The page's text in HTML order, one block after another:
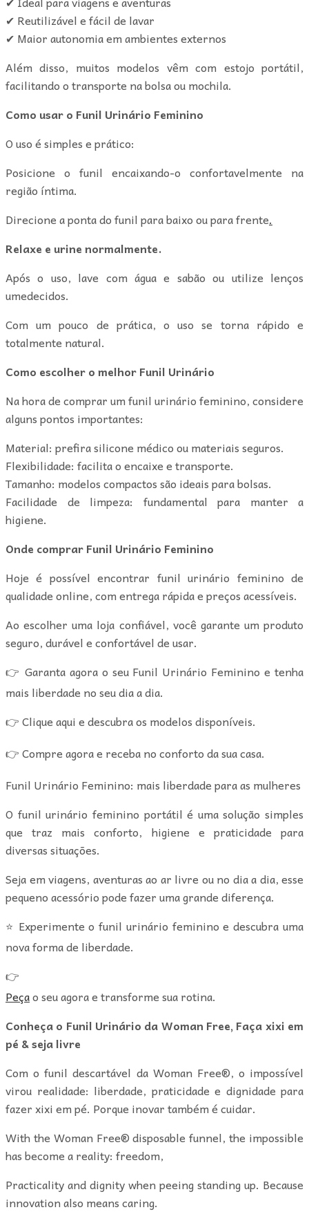
✔ Reutilizável e fácil de lavar
✔ Maior autonomia em ambientes externos
Além disso, muitos modelos vêm com estojo portátil,
facilitando o transporte na bolsa ou mochila.
Como usar o Funil Urinário Feminino
O uso é simples e prático:
Posicione o funil encaixando-o confortavelmente na
região íntima.
Direcione a ponta do funil para baixo ou para frente.
Relaxe e urine normalmente.
Após o uso, lave com água e sabão ou utilize lenços
umedecidos.
Com um pouco de prática, o uso se torna rápido e
totalmente natural.
Como escolher o melhor Funil Urinário
Na hora de comprar um funil urinário feminino, considere
alguns pontos importantes:
Material: prefira silicone médico ou materiais seguros.
Flexibilidade: facilita o encaixe e transporte.
Tamanho: modelos compactos são ideais para bolsas.
Facilidade de limpeza: fundamental para manter a
higiene.
Onde comprar Funil Urinário Feminino
Hoje é possível encontrar funil urinário feminino de
qualidade online, com entrega rápida e preços acessíveis.
Ao escolher uma loja confiável, você garante um produto
seguro, durável e confortável de usar.
👉 Garanta agora o seu Funil Urinário Feminino e tenha
mais liberdade no seu dia a dia.
👉 Clique aqui e descubra os modelos disponíveis.
👉 Compre agora e receba no conforto da sua casa.
Funil Urinário Feminino: mais liberdade para as mulheres
O funil urinário feminino portátil é uma solução simples
que traz mais conforto, higiene e praticidade para
diversas situações.
Seja em viagens, aventuras ao ar livre ou no dia a dia, esse
pequeno acessório pode fazer uma grande diferença.
⭐ Experimente o funil urinário feminino e descubra uma
nova forma de liberdade.
👉
Peçao seu agora e transforme sua rotina.
Conheça o Funil Urinário da Woman Free, Faça xixi em
pé & seja livre
Com o funil descartável da Woman Free®, o impossível
virou realidade: liberdade, praticidade e dignidade para
fazer xixi em pé. Porque inovar também é cuidar.
With the Woman Free® disposable funnel, the impossible
has become a reality: freedom,
Practicality and dignity when peeing standing up. Because
innovation also means caring.